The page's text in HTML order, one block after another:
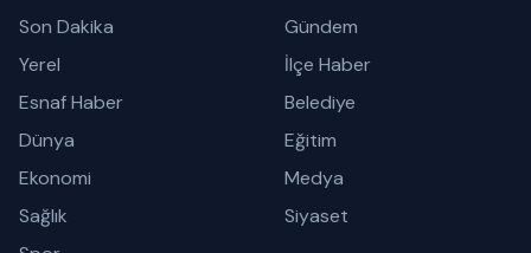
Son Dakika
Gündem
Yerel
İlçe Haber
Esnaf Haber
Belediye
Dünya
Eğitim
Ekonomi
Medya
Sağlık
Siyaset